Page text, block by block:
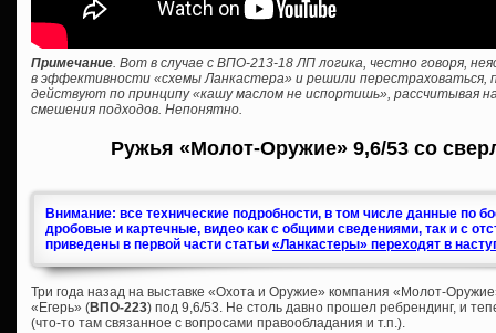
Примечание. Вот в случае с ВПО-213-18 ЛП логика, честно говоря,
в эффективности «схемы Ланкастера» и решили перестраховаться,
действуют по принципу «кашу маслом не испортишь», рассчитывая
смешения подходов. Непонятно.
Ружья «Молот-Оружие» 9,6/53 со
Внимание: все технические подробности, в том числе данные по
дробовые и картечные, видео как с общими сведениями, так и с
приведены в первой части статьи «Ланкастеры» переходят в
Три года назад на выставке «Охота и Оружие» компания «Молот-
«Егерь» (ВПО-223) под 9,6/53. Не столь давно прошел ребрендинг, и
(что-то там связанное с вопросами правообладания и т.п.).